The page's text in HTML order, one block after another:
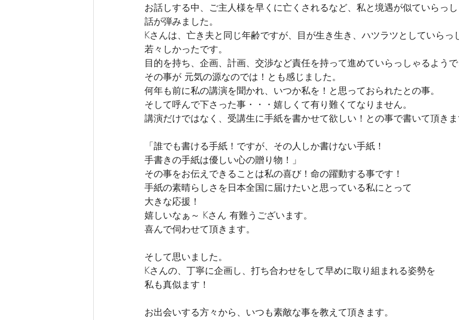
お話しする中、ご主人様を早くに亡くされるなど、私と境遇が似ていらっし
話が弾みました。
Kさんは、亡き夫と同じ年齢ですが、目が生き生き、ハツラツとしていらっ
若々しかったです。
目的を持ち、企画、計画、交渉など責任を持って進めていらっしゃるようで
その事が 元気の源なのでは！とも感じました。
何年も前に私の講演を聞かれ、いつか私を！と思っておられたとの事。
そして呼んで下さった事・・・嬉しくて有り難くてなりません。
講演だけではなく、受講生に手紙を書かせて欲しい！との事で書いて頂きま
「誰でも書ける手紙！ですが、その人しか書けない手紙！
手書きの手紙は優しい心の贈り物！」
その事をお伝えできることは私の喜び！命の躍動する事です！
手紙の素晴らしさを日本全国に届けたいと思っている私にとって
大きな応援！
嬉しいなぁ～ Kさん 有難うございます。
喜んで伺わせて頂きます。
そして思いました。
Kさんの、丁寧に企画し、打ち合わせをして早めに取り組まれる姿勢を
私も真似ます！
お出会いする方々から、いつも素敵な事を教えて頂きます。